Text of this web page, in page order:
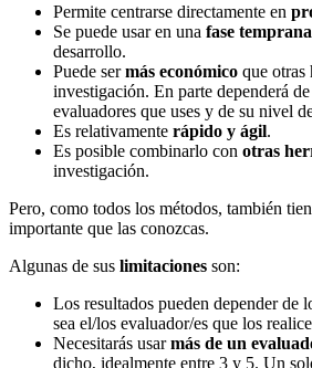
Permite centrarse directamente en
Se puede usar en una fase temprana
desarrollo.
Puede sermás económico que otras
investigación. En parte dependerá
evaluadores que uses y de su nivel
Es relativamente rápido y ágil.
Es posible combinarlo con otras
investigación.
Pero, como todos los métodos, también
importante que las conozcas.
Algunas de sus limitaciones son:
Los resultados pueden depender de
sea el/los evaluador/es que los
Necesitarás usarmás de un
dicho, idealmente entre 3 y 5. Un